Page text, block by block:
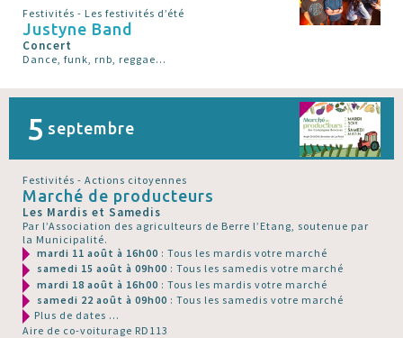
Festivités - Les festivités d’été
Justyne Band
Concert
Dance, funk, rnb, reggae...
5 septembre
Festivités - Actions citoyennes
Marché de producteurs
Les Mardis et Samedis
Par l’Association des agriculteurs de Berre l’Etang, soutenue par
la Municipalité.
mardi 11 août à 16h00 : Tous les mardis votre marché
samedi 15 août à 09h00 : Tous les samedis votre marché
mardi 18 août à 16h00 : Tous les mardis votre marché
samedi 22 août à 09h00 : Tous les samedis votre marché
Plus de dates ...
Aire de co-voiturage RD113